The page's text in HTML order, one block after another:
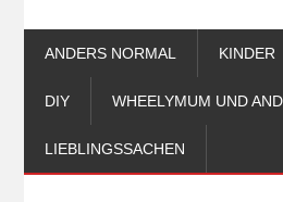
ANDERS NORMAL KINDER
DIY WHEELYMUM UND
LIEBLINGSSACHEN